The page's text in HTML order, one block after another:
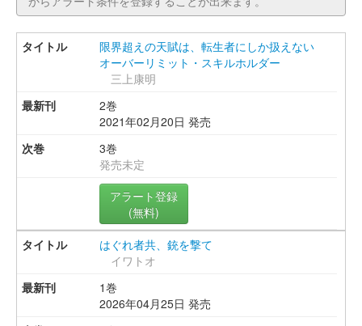
限界超えの天賦は、転生者にしか扱えない
オーバーリミット・スキルホルダー
三上康明
2巻
2021年02月20日 発売
3巻
発売未定
アラート登録
(無料)
はぐれ者共、銃を撃て
イワトオ
1巻
2026年04月25日 発売